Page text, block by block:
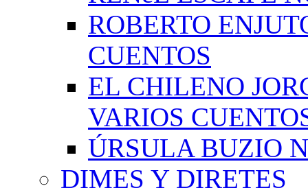
ROBERTO
CUENTOS
EL CHILENO
VARIOS
ÚRSULA BUZIO
DIMES Y DIRETES